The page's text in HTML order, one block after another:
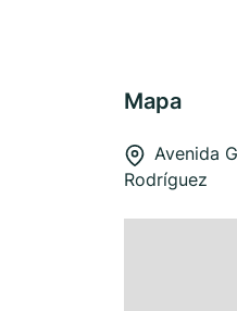
Mapa
Avenida
Rodríguez